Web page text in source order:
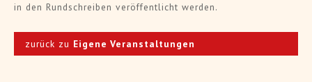
in den Rundschreiben veröffentlicht werden.
zurück zu Eigene Veranstaltungen